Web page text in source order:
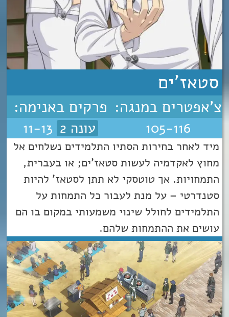
סטאז'ים
צ'אפטרים במנגה:
105-116
פרקים באנימה:
עונה 2
מיד לאחר בחירות הסתיו התלמידים נשלחים אל
מחוץ לאקדמיה לעשות סטאז’ים; או בעברית,
התמחויות. אך טוטסקי לא תתן לסטאז' להיות
סטנדרטי – על מנת לעבור כל התמחות על
התלמידים לחולל שינוי משמעותי במקום בו הם
עושים את ההתמחות שלהם.